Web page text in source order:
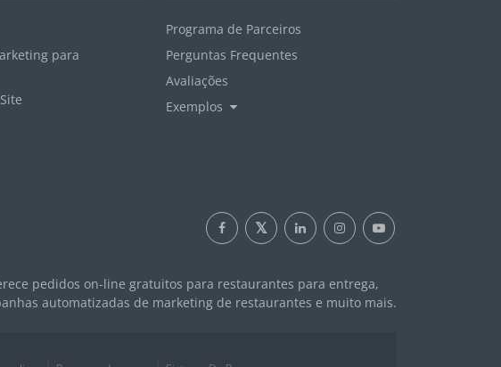
para
Programa de Parceiros
Perguntas Frequentes
Avaliações
Exemplos
pedidos on-line gratuitos para restaurantes para entrega,
automatizadas de marketing de restaurantes e muito mais.